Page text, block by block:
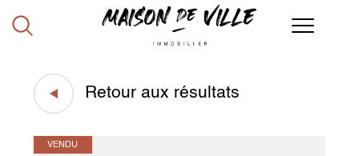
Retour aux résultats
VENDU